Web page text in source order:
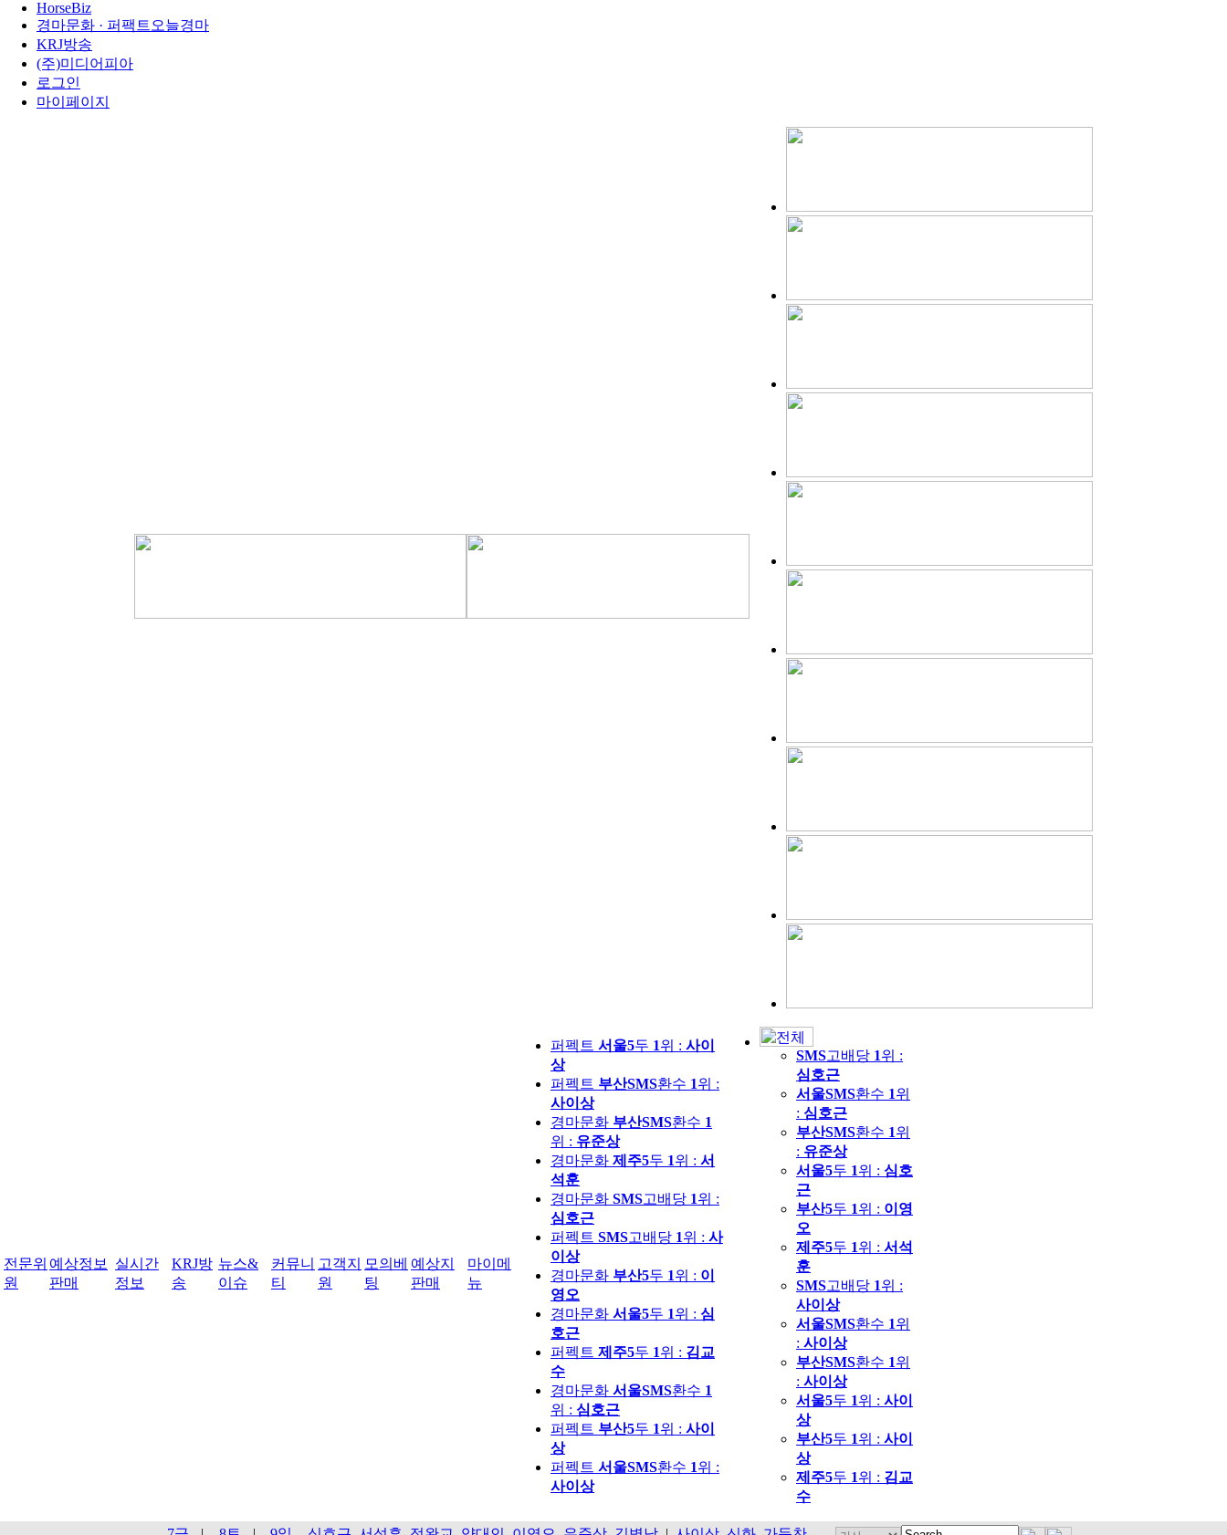
HorseBiz
경마문화 · 퍼팩트오늘경마
KRJ방송
(주)미디어피아
로그인
마이페이지
전문위
원
예상정보
판매
실시간
정보
KRJ방
송
뉴스&
이슈
커뮤니
티
고객지
원
모의베
팅
예상지
판매
마이메
뉴
퍼펙트 서울5두 1위 : 사이
상
퍼펙트 부산SMS환수 1위 :
사이상
경마문화 부산SMS환수 1
위 : 유준상
경마문화 제주5두 1위 : 서
석훈
경마문화 SMS고배당 1위 :
심호근
퍼펙트 SMS고배당 1위 : 사
이상
경마문화 부산5두 1위 : 이
영오
경마문화 서울5두 1위 : 심
호근
퍼펙트 제주5두 1위 : 김교
수
경마문화 서울SMS환수 1
위 : 심호근
퍼펙트 부산5두 1위 : 사이
상
퍼펙트 서울SMS환수 1위 :
사이상
SMS고배당 1위 :
심호근
서울SMS환수 1위
: 심호근
부산SMS환수 1위
: 유준상
서울5두 1위 : 심호
근
부산5두 1위 : 이영
오
제주5두 1위 : 서석
훈
SMS고배당 1위 :
사이상
서울SMS환수 1위
: 사이상
부산SMS환수 1위
: 사이상
서울5두 1위 : 사이
상
부산5두 1위 : 사이
상
제주5두 1위 : 김교
수